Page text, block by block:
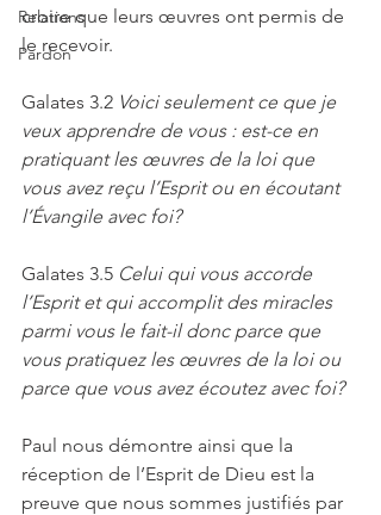
Relations
Pardon
croire que leurs œuvres ont permis de
le recevoir.
Galates 3.2 Voici seulement ce que je
veux apprendre de vous : est-ce en
pratiquant les œuvres de la loi que
vous avez reçu l’Esprit ou en écoutant
l’Évangile avec foi?
Galates 3.5 Celui qui vous accorde
l’Esprit et qui accomplit des miracles
parmi vous le fait-il donc parce que
vous pratiquez les œuvres de la loi ou
parce que vous avez écoutez avec foi?
Paul nous démontre ainsi que la
réception de l’Esprit de Dieu est la
preuve que nous sommes justifiés par